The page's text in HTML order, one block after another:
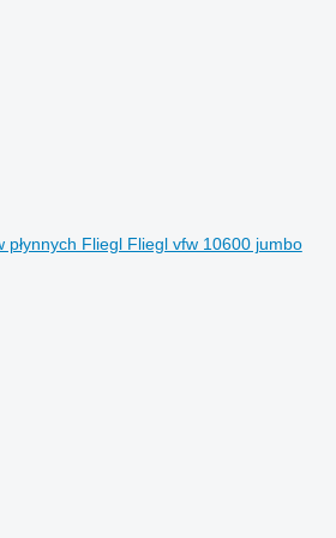
płynnych Fliegl Fliegl vfw 10600 jumbo